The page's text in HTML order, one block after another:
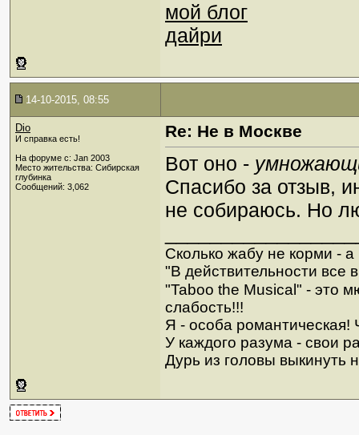
мой блог
дайри
14-10-2015, 08:55
Dio
И справка есть!
На форуме с: Jan 2003
Место жительства: Сибирская
глубинка
Сообщений: 3,062
Re: Не в Москве
Вот оно -
Спасибо за отзыв,
не собираюсь. Но
Сколько жабу не корми -
"В действительности все
"Taboo the Musical" - это
слабость!!!
Я - особа романтическая!
У каждого разума - свои
Дурь из головы выкинуть